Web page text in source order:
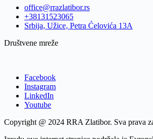
office@rrazlatibor.rs
+38131523065
Srbija, Užice, Petra Ćelovića 13A
Društvene mreže
Facebook
Instagram
LinkedIn
Youtube
Copyright @ 2024 RRA Zlatibor. Sva prava